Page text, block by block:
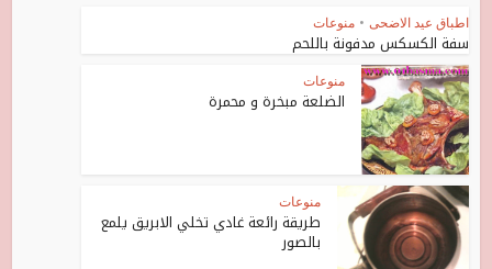
اطباق عيد الاضحى • منوعات
سفة الكسكس مدفونة باللحم
منوعات
الضلعة مبخرة و محمرة
منوعات
طريقة رائعة غادي تخلي الابريق يلمع
بالصور